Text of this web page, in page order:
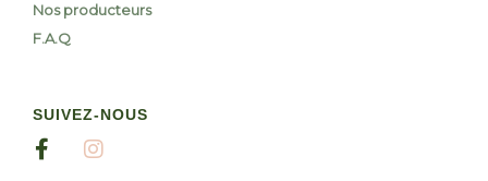
Nos producteurs
F.A.Q
SUIVEZ-NOUS